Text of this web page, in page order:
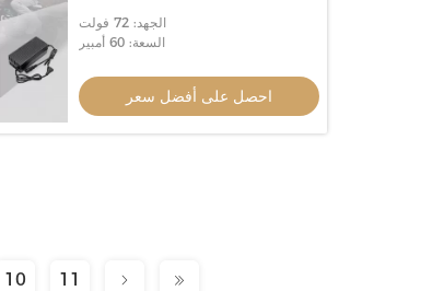
الجهد: 72 فولت
السعة: 60 أمبير
احصل على أفضل سعر
10 11